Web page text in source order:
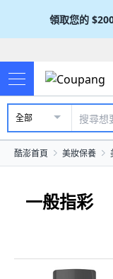
領取您的
全部
酷澎首頁 美妝保養
一般指彩